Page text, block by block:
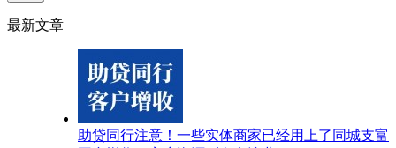
最新文章
助贷同行注意！一些实体商家已经用上了同城支富